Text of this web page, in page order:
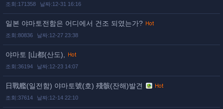
조회:171358 날짜:12-31 16:16
일본 야마토전함은 어디에서 건조 되였는가?
조회:80836 날짜:12-27 23:38
야마토 [山都(산도),
조회:36194 날짜:12-23 14:07
日戰艦(일전함) 야마토號(호) 殘骸(잔해)발견
조회:37614 날짜:12-14 22:10